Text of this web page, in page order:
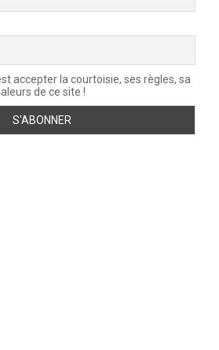
accepter la courtoisie, ses règles, sa
de ce site !